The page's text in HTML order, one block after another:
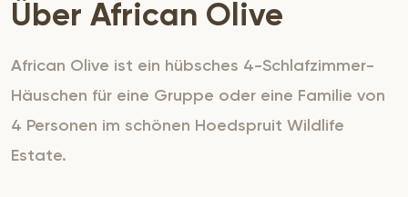
Über African Olive
African Olive ist ein hübsches 4-Schlafzimmer-
Häuschen für eine Gruppe oder eine Familie von
4 Personen im schönen Hoedspruit Wildlife
Estate.